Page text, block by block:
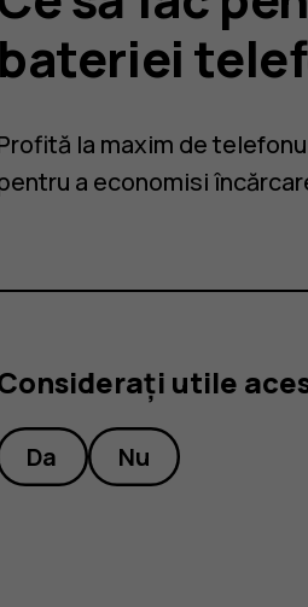
bateriei
la maxim de
a economisi
utile
Da Nu